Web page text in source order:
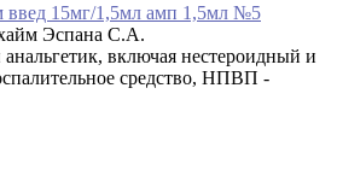
введ 15мг/1,5мл амп 1,5мл №5
Эспана С.А.
включая нестероидный и
средство, НПВП -